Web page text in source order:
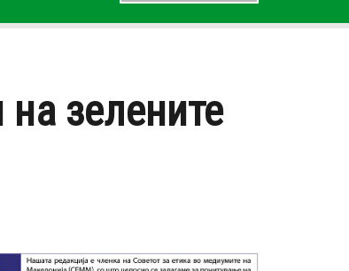
зелените